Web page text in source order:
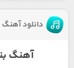
دانلود
آهنگ